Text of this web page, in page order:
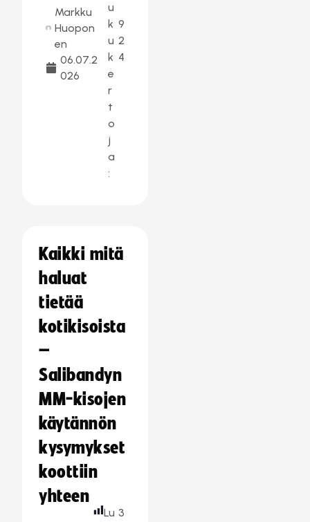
Markku
Huopon
en
06.07.2
026
u
k
u
k
e
r
t
o
j
a
:
9
2
4
Kaikki mitä
haluat
tietää
kotikisoista
–
Salibandyn
MM-kisojen
käytännön
kysymykset
koottiin
yhteen
Lu 3